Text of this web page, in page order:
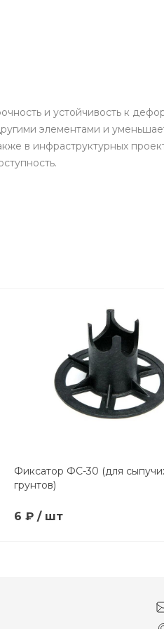
и устойчивость к
элементами и
в инфраструктурных
Фиксатор ФС-30 (для
грунтов)
6 ₽ / шт